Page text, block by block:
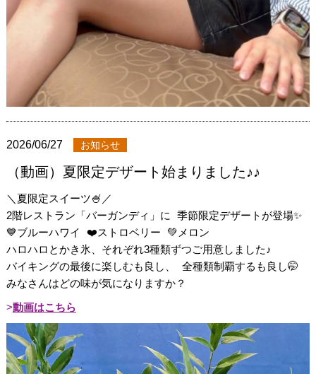
2026/06/27 お知らせ
（動画）夏限定デザート始まりました♪♪
＼夏限定スイーツ🍧／
2階レストラン「バーガンディ」に 季節限定デザートが登場✨
💙ブルーハワイ ❤️ストロベリー 💚メロン
ハロハロとかき氷、それぞれ3種類ずつご用意しました♪
バイキングの最後に楽しむも良し、 全種類制覇するも良し🤭
みなさんはどの味が気になりますか？
動画はこちら